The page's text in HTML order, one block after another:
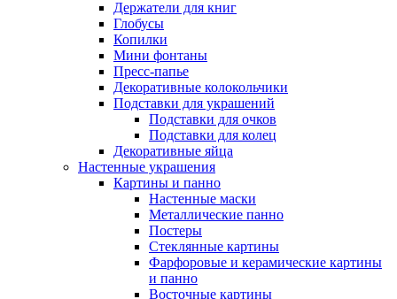
Держатели для книг
Глобусы
Копилки
Мини фонтаны
Пресс-папье
Декоративные колокольчики
Подставки для украшений
Подставки для очков
Подставки для колец
Декоративные яйца
Настенные украшения
Картины и панно
Настенные маски
Металлические панно
Постеры
Стеклянные картины
Фарфоровые и керамические картины
и панно
Восточные картины